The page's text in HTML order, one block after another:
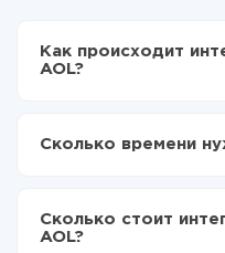
Как происходит
AOL?
Выбираете какие
Теперь данные
передаваться из
Сколько времени
отличаться и
среднем настройка
Сколько стоит
AOL?